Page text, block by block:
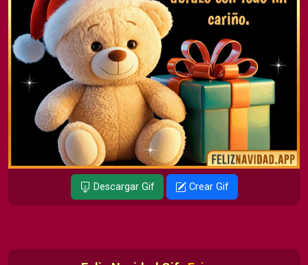
Descargar Gif Crear Gif